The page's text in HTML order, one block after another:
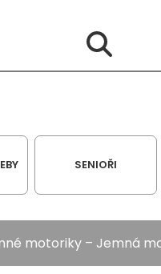
SENIOŘI
motoriky – Jemná